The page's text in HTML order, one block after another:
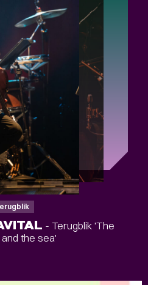
- Terugblik 'The
the sea'